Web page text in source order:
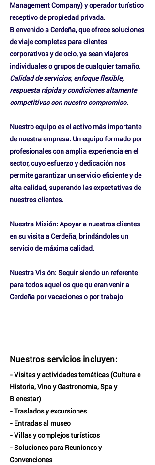
Management Company) y operador turístico
receptivo de propiedad privada.
Bienvenido a Cerdeña, que ofrece soluciones
de viaje completas para clientes
corporativos y de ocio, ya sean viajeros
individuales o grupos de cualquier tamaño.
Calidad de servicios, enfoque flexible,
respuesta rápida y condiciones altamente
competitivas son nuestro compromiso.
Nuestro equipoes el activo más importante
de nuestra empresa. Un equipo formado por
profesionales con amplia experiencia en el
sector, cuyo esfuerzo y dedicación nos
permite garantizar un servicio eficiente y de
alta calidad, superando las expectativas de
nuestros clientes.
Nuestra Misión: Apoyar a nuestros clientes
en su visita a Cerdeña, brindándoles un
servicio de máxima calidad.
Nuestra Visión: Seguir siendo un referente
para todos aquellos que quieran venir a
Cerdeña por vacaciones o por trabajo.
Nuestros servicios incluyen:
- Visitas y actividades temáticas (Cultura e
Historia, Vino y Gastronomía, Spa y
Bienestar)
- Traslados y excursiones
- Entradas al museo
- Villas y complejos turísticos
- Soluciones para Reuniones y
Convenciones